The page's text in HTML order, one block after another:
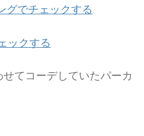
グでチェックする
ックする
てコーデしていたパーカ